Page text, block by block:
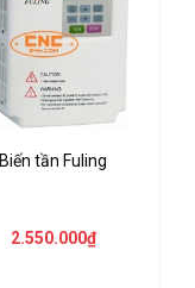
Biến tần Fuling
2.550.000₫